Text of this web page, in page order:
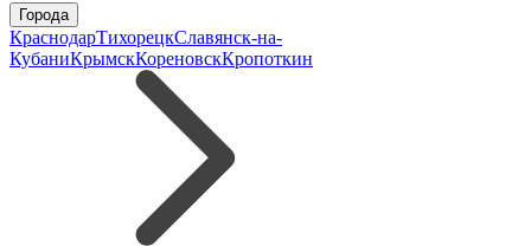
Города
КраснодарТихорецкСлавянск-на-
КубаниКрымскКореновскКропоткин